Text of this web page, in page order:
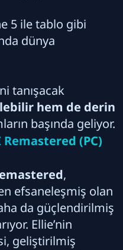
5 ile tablo gibi
dünya
tanışacak
hem de derin
başında geliyor.
(PC)
,
efsaneleşmiş olan
da güçlendirilmiş
Ellie’nin
geliştirilmiş